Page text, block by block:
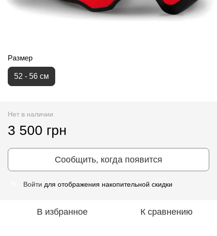
Размер
52 - 56 см
Нет в наличии
3 500 грн
Сообщить, когда появится
Войти для отображения накопительной скидки
В избранное К сравнению